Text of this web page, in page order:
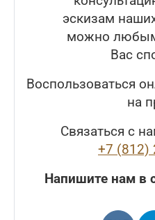
эскизам
можно
Вас
Воспользоваться
на
Связаться с
+7 (812)
Напишите нам в